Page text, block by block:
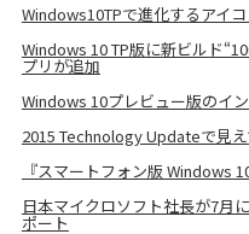
Windows10TPで進化するアイ
Windows 10 TP版に新ビルド
プリが追加
Windows 10プレビュー版のイ
2015 Technology Updateで見
『スマートフォン版 Windows
日本マイクロソフト社長が7月
ポート